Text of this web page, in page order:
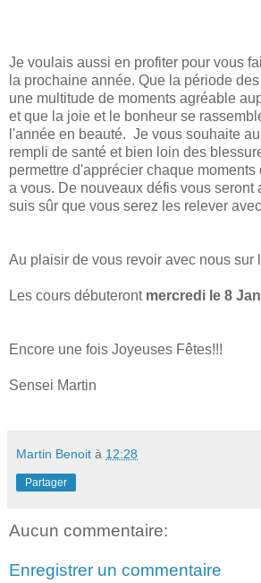
Je voulais aussi en profiter pour vous
la prochaine année. Que la période
une multitude de moments agréable
et que la joie et le bonheur se
l'année en beauté. Je vous souhaite
rempli de santé et bien loin des
permettre d'apprécier chaque
a vous. De nouveaux défis vous seront
suis sûr que vous serez les relever
Au plaisir de vous revoir avec nous sur
Les cours débuteront mercredi le 8
Encore une fois Joyeuses Fêtes!!!
Sensei Martin
Martin Benoit à 12:28
Partager
Aucun commentaire:
Enregistrer un commentaire